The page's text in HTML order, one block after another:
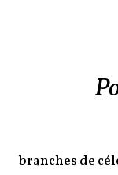
branches de